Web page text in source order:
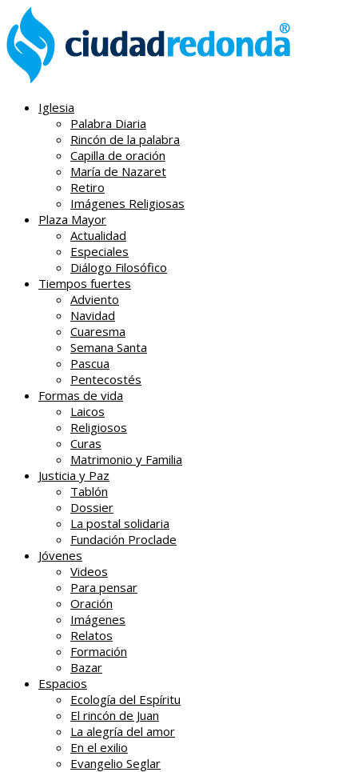
Iglesia
Palabra Diaria
Rincón de la palabra
Capilla de oración
María de Nazaret
Retiro
Imágenes Religiosas
Plaza Mayor
Actualidad
Especiales
Diálogo Filosófico
Tiempos fuertes
Adviento
Navidad
Cuaresma
Semana Santa
Pascua
Pentecostés
Formas de vida
Laicos
Religiosos
Curas
Matrimonio y Familia
Justicia y Paz
Tablón
Dossier
La postal solidaria
Fundación Proclade
Jóvenes
Videos
Para pensar
Oración
Imágenes
Relatos
Formación
Bazar
Espacios
Ecología del Espíritu
El rincón de Juan
La alegría del amor
En el exilio
Evangelio Seglar